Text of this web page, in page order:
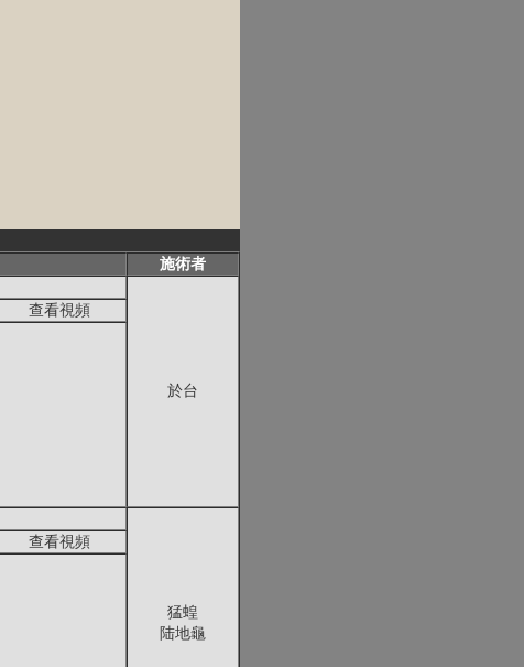
施術者
於台
查看視頻
猛蝗
陆地龜
查看視頻